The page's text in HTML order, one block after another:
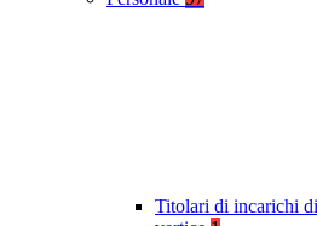
Titolari di incarichi